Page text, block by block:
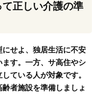
正しい介護の準
せよ、独居生活に不安
す。一方、サ高住やシ
ている人が対象です。
者施設を準備しましょ